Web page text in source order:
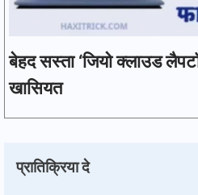
बेहद सस्ता ‘जियो क्लाउड
खासियत
प्रातिक्रिया दे